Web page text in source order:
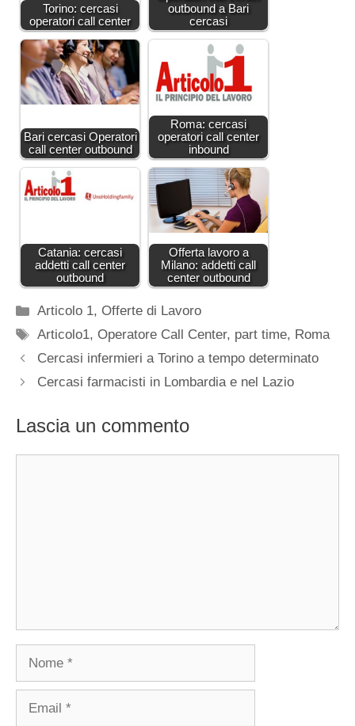
Torino: cercasi
operatori call center
outbound a Bari
cercasi
Bari cercasi Operatori
call center outbound
Roma: cercasi
operatori call center
inbound
Catania: cercasi
addetti call center
outbound
Offerta lavoro a
Milano: addetti call
center outbound
Categorie
Articolo 1,Offerte di Lavoro
Tag
Articolo1,Operatore Call Center, part time, Roma
Cercasi infermieri a Torino a tempo determinato
Cercasi farmacisti in Lombardia e nel Lazio
Lascia un commento
Nome
Email